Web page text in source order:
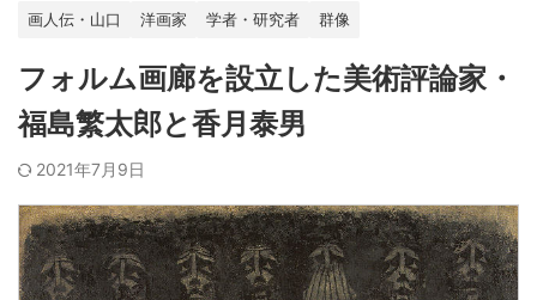
画人伝・山口 洋画家 学者・研究者 群像
フォルム画廊を設立した美術評論家・
福島繁太郎と香月泰男
2021年7月9日